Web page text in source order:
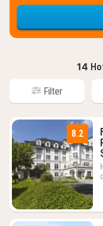
14
Filter
8.2